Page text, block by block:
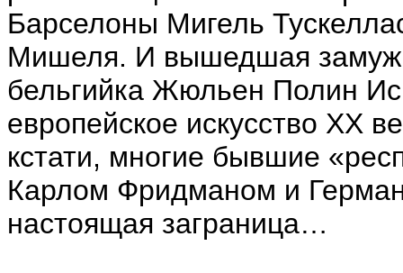
Барселоны Мигель
Мишеля. И вышедшая замуж
бельгийка Жюльен Полин
европейское искусство ХХ
кстати, многие бывшие
Карлом Фридманом и
настоящая заграница…